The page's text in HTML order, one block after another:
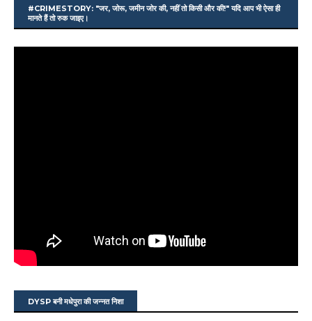
#CRIMESTORY: "जर, जोरू, जमीन जोर की, नहीं तो किसी और की!" यदि आप भी ऐसा ही
मानते हैं तो रुक जाइए।
DYSP बनी मधेपुरा की जन्नत निशा